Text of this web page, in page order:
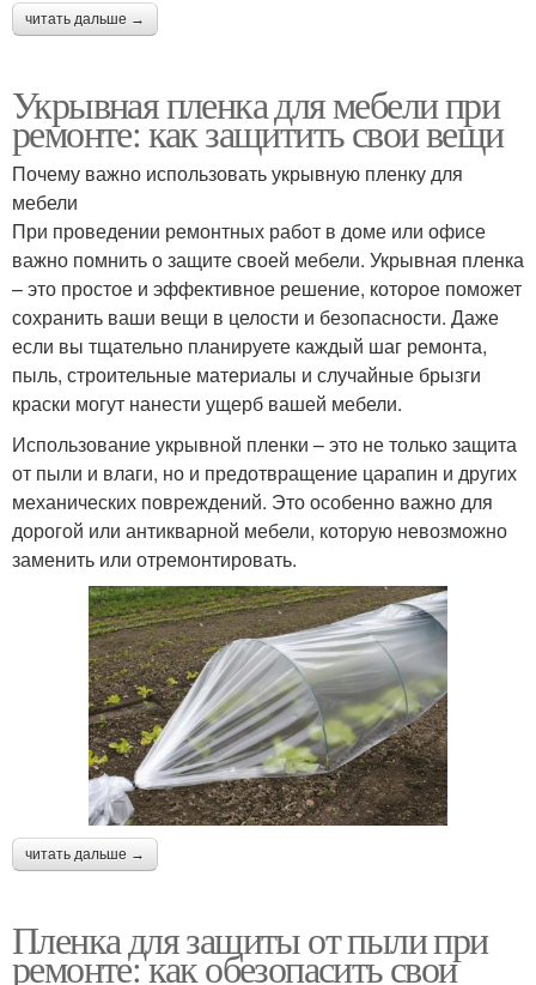
читать дальше →
Укрывная пленка для мебели при
ремонте: как защитить свои вещи
Почему важно использовать укрывную пленку для
мебели
При проведении ремонтных работ в доме или офисе
важно помнить о защите своей мебели. Укрывная пленка
– это простое и эффективное решение, которое поможет
сохранить ваши вещи в целости и безопасности. Даже
если вы тщательно планируете каждый шаг ремонта,
пыль, строительные материалы и случайные брызги
краски могут нанести ущерб вашей мебели.
Использование укрывной пленки – это не только защита
от пыли и влаги, но и предотвращение царапин и других
механических повреждений. Это особенно важно для
дорогой или антикварной мебели, которую невозможно
заменить или отремонтировать.
читать дальше →
Пленка для защиты от пыли при
ремонте: как обезопасить свои